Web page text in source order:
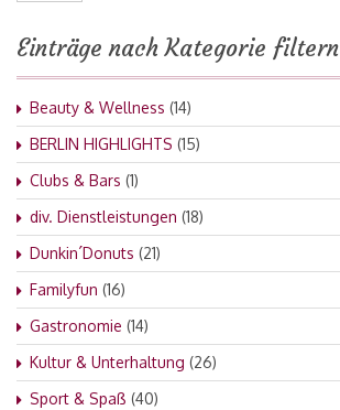
Einträge nach Kategorie filtern
Beauty & Wellness (14)
BERLIN HIGHLIGHTS (15)
Clubs & Bars (1)
div. Dienstleistungen (18)
Dunkin´Donuts (21)
Familyfun (16)
Gastronomie (14)
Kultur & Unterhaltung (26)
Sport & Spaß (40)